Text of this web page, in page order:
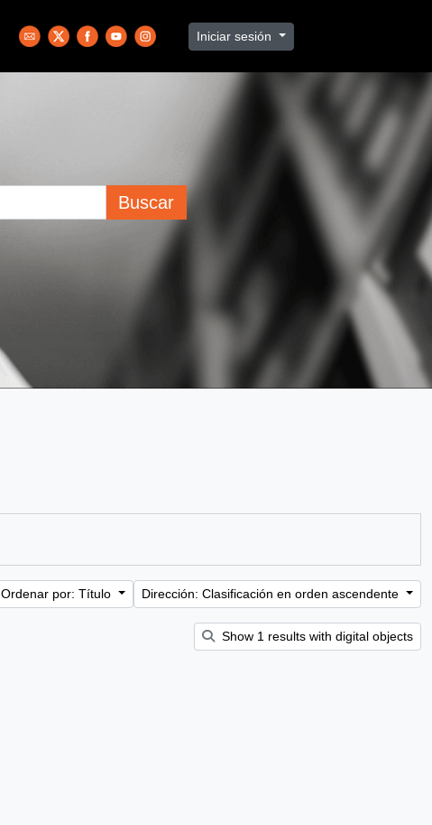
Iniciar sesión
Buscar
Ordenar por: Título Dirección: Clasificación en orden ascendente
Show 1 results with digital objects